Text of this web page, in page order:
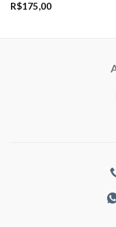
R$175,00